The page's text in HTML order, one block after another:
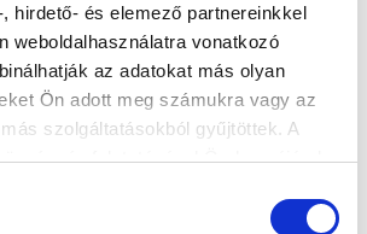
hirdető- és elemező partnereinkkel
weboldalhasználatra vonatkozó
az adatokat más olyan
Ön adott meg számukra vagy az
szolgáltatásokból gyűjtöttek. A
folytatásával Ön hozzájárul a
FEHÉRVÁR FC - MTK
0
elleni összecsapás.